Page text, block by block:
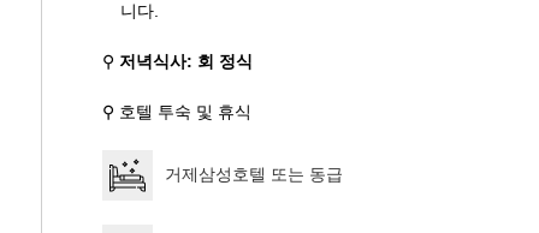
니다.
⚲ 저녁식사: 회 정식
⚲ 호텔 투숙 및 휴식
거제삼성호텔 또는 동급